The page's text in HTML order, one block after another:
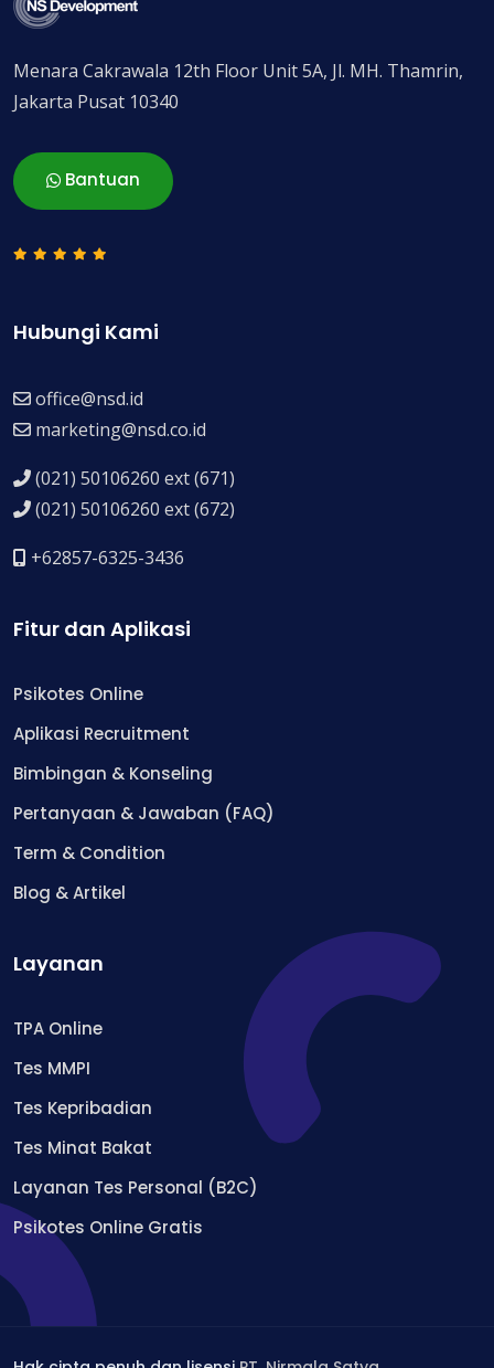
Menara Cakrawala 12th Floor Unit 5A, Jl. MH. Thamrin,
Jakarta Pusat 10340
Bantuan
Hubungi Kami
office@nsd.id
marketing@nsd.co.id
(021) 50106260 ext (671)
(021) 50106260 ext (672)
+62857-6325-3436
Fitur dan Aplikasi
Psikotes Online
Aplikasi Recruitment
Bimbingan & Konseling
Pertanyaan & Jawaban (FAQ)
Term & Condition
Blog & Artikel
Layanan
TPA Online
Tes MMPI
Tes Kepribadian
Tes Minat Bakat
Layanan Tes Personal (B2C)
Psikotes Online Gratis